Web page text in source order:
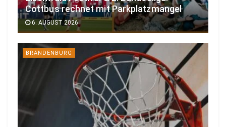
Cottbus rechnet mit Parkplatzmangel
6. AUGUST 2026
BRANDENBURG